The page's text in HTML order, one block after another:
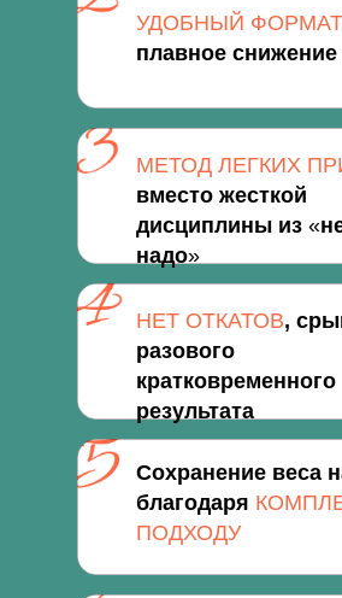
УДОБНЫЙ ФОРМАТ
плавное снижение
НЕТ ОТКАТОВ,
разового
кратковременного
результата
Сохранение веса
благодаря
ПОДХОДУ
МЕТОД ЛЕГКИХ
вместо жесткой
дисциплины из «
надо»